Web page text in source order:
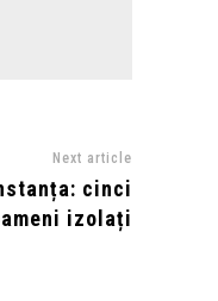
Next article
cinci
izolați